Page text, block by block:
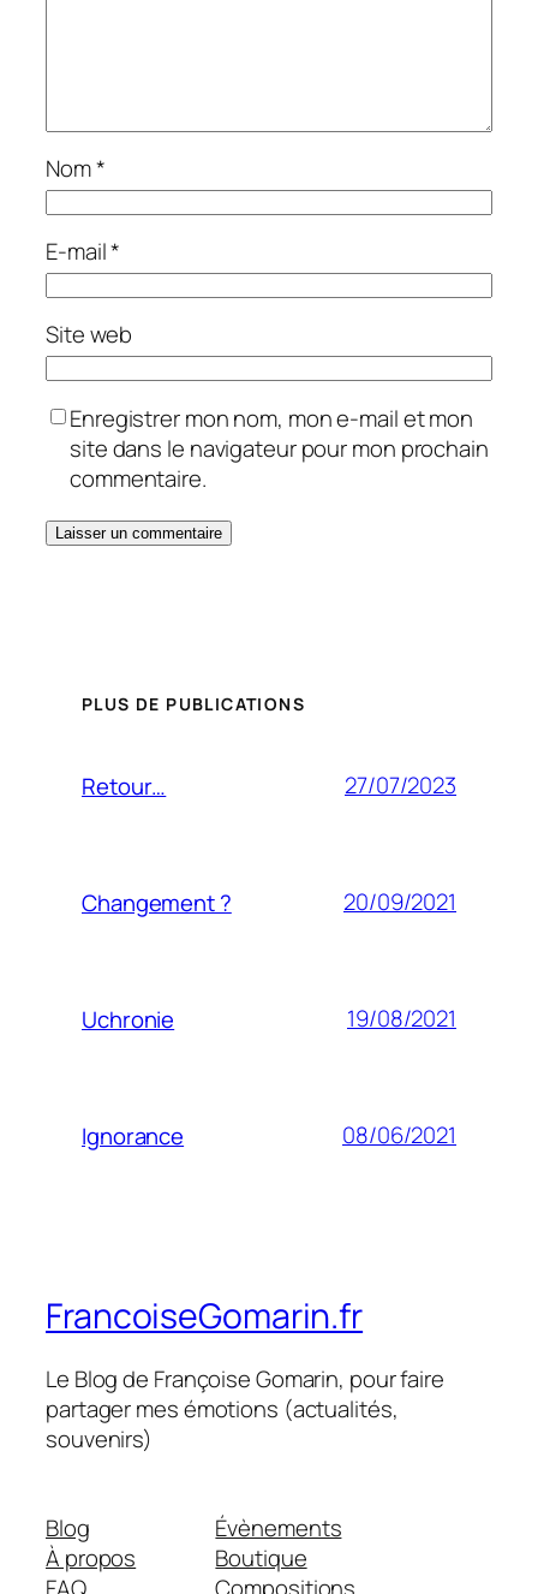
Nom*
E-mail*
Site web
Enregistrer mon nom, mon e-mail et mon
site dans le navigateur pour mon prochain
commentaire.
PLUS DE PUBLICATIONS
Retour… 27/07/2023
Changement ? 20/09/2021
Uchronie 19/08/2021
Ignorance 08/06/2021
FrancoiseGomarin.fr
Le Blog de Françoise Gomarin, pour faire
partager mes émotions (actualités,
souvenirs)
Blog
À propos
FAQ
Évènements
Boutique
Compositions